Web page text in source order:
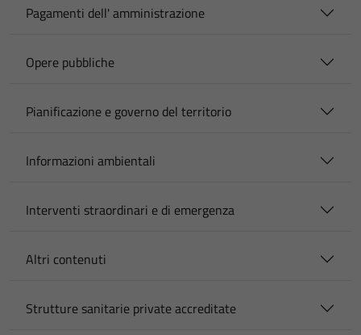
Pagamenti dell' amministrazione
Opere pubbliche
Pianificazione e governo del territorio
Informazioni ambientali
Interventi straordinari e di emergenza
Altri contenuti
Strutture sanitarie private accreditate